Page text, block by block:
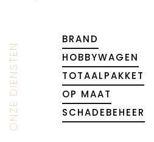
ONZE DIENSTEN
BRAND
HOBBYWAGEN
TOTAALPAKKET
OP MAAT
SCHADEBEHEER